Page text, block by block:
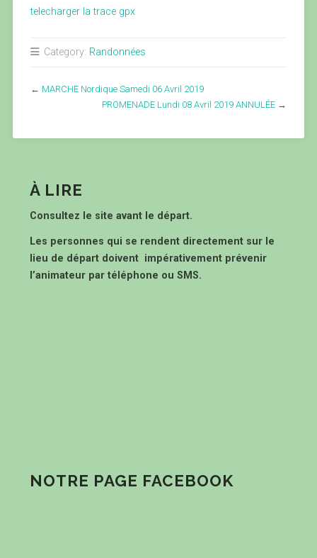
telecharger la trace gpx
Category: Randonnées
← MARCHE Nordique Samedi 06 Avril 2019
PROMENADE Lundi 08 Avril 2019 ANNULÉE →
À LIRE
Consultez le site avant le départ.
Les personnes qui se rendent directement sur le
lieu de départ doivent impérativement prévenir
l’animateur par téléphone ou SMS.
NOTRE PAGE FACEBOOK